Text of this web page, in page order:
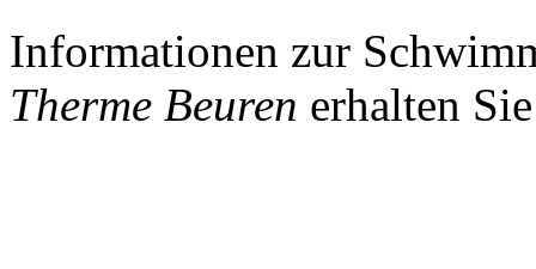
Informationen zur
Therme Beuren erhalten